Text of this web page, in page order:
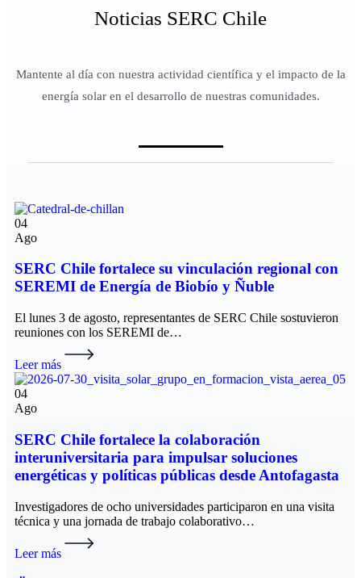
Noticias SERC Chile
Mantente al día con nuestra actividad científica y el impacto de la
energía solar en el desarrollo de nuestras comunidades.
04
Ago
SERC Chile fortalece su vinculación regional con
SEREMI de Energía de Biobío y Ñuble
El lunes 3 de agosto, representantes de SERC Chile sostuvieron
reuniones con los SEREMI de…
Leer más
04
Ago
SERC Chile fortalece la colaboración
interuniversitaria para impulsar soluciones
energéticas y políticas públicas desde Antofagasta
Investigadores de ocho universidades participaron en una visita
técnica y una jornada de trabajo colaborativo…
Leer más